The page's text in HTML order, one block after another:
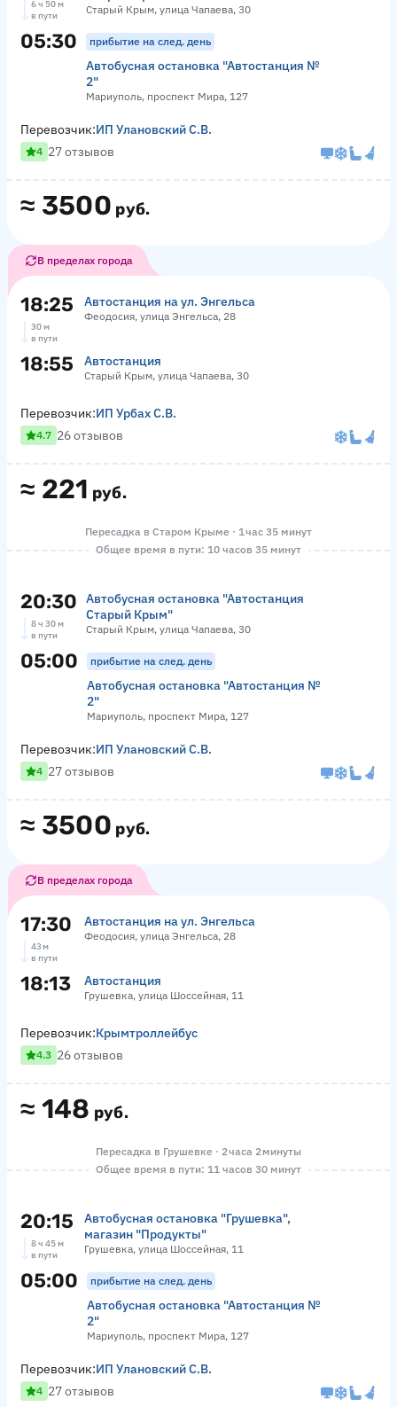
Старый Крым, улица Чапаева, 30
6 ч 50 м
в пути
05:30 прибытие на след. день
Автобусная остановка "Автостанция №
2"
Мариуполь, проспект Мира, 127
≈ 3500 руб.
Перевозчик:ИП Улановский С.В.
4 27 отзывов
В пределах города
18:25 Автостанция на ул. Энгельса
Феодосия, улица Энгельса, 28
30 м
в пути
18:55 Автостанция
Старый Крым, улица Чапаева, 30
≈ 221 руб.
Перевозчик:ИП Урбах С.В.
4.7 26 отзывов
Пересадка в Старом Крыме · 1 час 35 минут
Общее время в пути: 10 часов 35 минут
20:30
Автобусная остановка "Автостанция
Старый Крым"
Старый Крым, улица Чапаева, 30
8 ч 30 м
в пути
05:00 прибытие на след. день
Автобусная остановка "Автостанция №
2"
Мариуполь, проспект Мира, 127
≈ 3500 руб.
Перевозчик:ИП Улановский С.В.
4 27 отзывов
В пределах города
17:30 Автостанция на ул. Энгельса
Феодосия, улица Энгельса, 28
43 м
в пути
18:13 Автостанция
Грушевка, улица Шоссейная, 11
≈ 148 руб.
Перевозчик:Крымтроллейбус
4.3 26 отзывов
Пересадка в Грушевке · 2 часа 2 минуты
Общее время в пути: 11 часов 30 минут
20:15
Автобусная остановка "Грушевка",
магазин "Продукты"
Грушевка, улица Шоссейная, 11
8 ч 45 м
в пути
05:00 прибытие на след. день
Автобусная остановка "Автостанция №
2"
Мариуполь, проспект Мира, 127
Перевозчик:ИП Улановский С.В.
4 27 отзывов